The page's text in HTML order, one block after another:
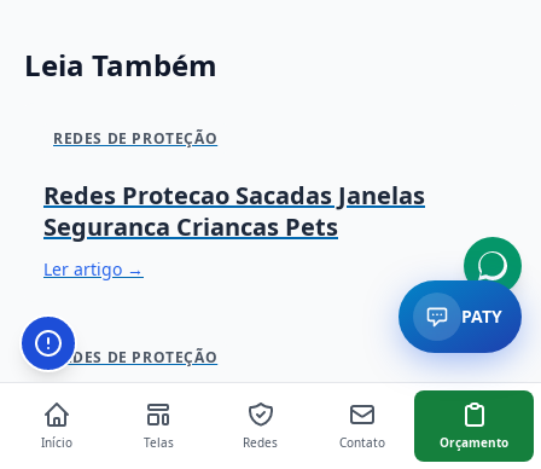
Início Telas Redes Contato Orçamento
Leia Também
REDES DE PROTEÇÃO
Redes Protecao Sacadas Janelas
Seguranca Criancas Pets
Ler artigo →
REDES DE PROTEÇÃO
Redes Protecao Varandas Gourmet
PATY
Botão de configurações de acessibilidade. Abre